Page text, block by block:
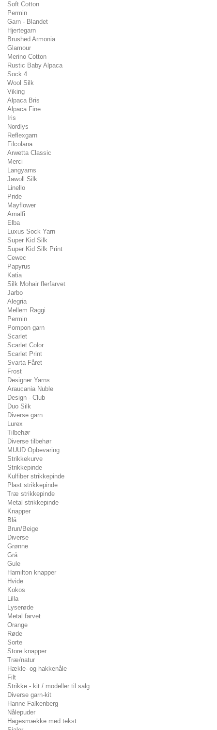
Soft Cotton
Permin
Garn - Blandet
Hjertegarn
Brushed Armonia
Glamour
Merino Cotton
Rustic Baby Alpaca
Sock 4
Wool Silk
Viking
Alpaca Bris
Alpaca Fine
Iris
Nordlys
Reflexgarn
Filcolana
Arwetta Classic
Merci
Langyarns
Jawoll Silk
Linello
Pride
Mayflower
Amalfi
Elba
Luxus Sock Yarn
Super Kid Silk
Super Kid Silk Print
Cewec
Papyrus
Katia
Silk Mohair flerfarvet
Jarbo
Alegria
Mellem Raggi
Permin
Pompon garn
Scarlet
Scarlet Color
Scarlet Print
Svarta Fåret
Frost
Designer Yarns
Araucania Nuble
Design - Club
Duo Silk
Diverse garn
Lurex
Tilbehør
Diverse tilbehør
MUUD Opbevaring
Strikkekurve
Strikkepinde
Kulfiber strikkepinde
Plast strikkepinde
Træ strikkepinde
Metal strikkepinde
Knapper
Blå
Brun/Beige
Diverse
Grønne
Grå
Gule
Hamilton knapper
Hvide
Kokos
Lilla
Lyserøde
Metal farvet
Orange
Røde
Sorte
Store knapper
Træ/natur
Hækle- og hakkenåle
Filt
Strikke - kit / modeller til salg
Diverse garn-kit
Hanne Falkenberg
Nålepuder
Hagesmække med tekst